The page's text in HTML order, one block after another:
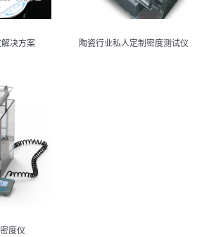
决方案 陶瓷行业私人定制密度测试仪
度仪